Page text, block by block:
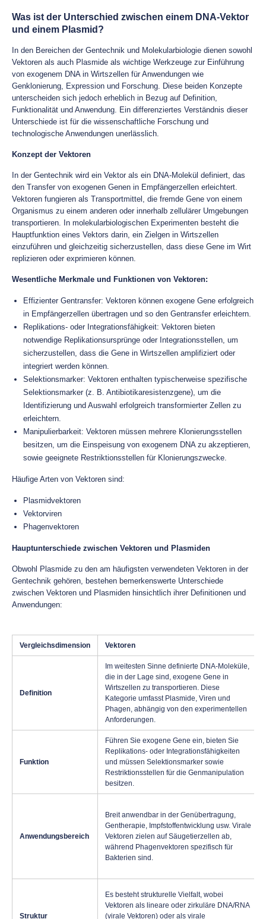
Was ist der Unterschied zwischen einem DNA-Vektor
und einem Plasmid?
In den Bereichen der Gentechnik und Molekularbiologie dienen sowohl
Vektoren als auch Plasmide als wichtige Werkzeuge zur Einführung
von exogenem DNA in Wirtszellen für Anwendungen wie
Genklonierung, Expression und Forschung. Diese beiden Konzepte
unterscheiden sich jedoch erheblich in Bezug auf Definition,
Funktionalität und Anwendung. Ein differenziertes Verständnis dieser
Unterschiede ist für die wissenschaftliche Forschung und
technologische Anwendungen unerlässlich.
Konzept der Vektoren
In der Gentechnik wird ein Vektor als ein DNA-Molekül definiert, das
den Transfer von exogenen Genen in Empfängerzellen erleichtert.
Vektoren fungieren als Transportmittel, die fremde Gene von einem
Organismus zu einem anderen oder innerhalb zellulärer Umgebungen
transportieren. In molekularbiologischen Experimenten besteht die
Hauptfunktion eines Vektors darin, ein Zielgen in Wirtszellen
einzuführen und gleichzeitig sicherzustellen, dass diese Gene im Wirt
replizieren oder exprimieren können.
Wesentliche Merkmale und Funktionen von Vektoren:
Effizienter Gentransfer: Vektoren können exogene Gene erfolgreich
in Empfängerzellen übertragen und so den Gentransfer erleichtern.
Replikations- oder Integrationsfähigkeit: Vektoren bieten
notwendige Replikationsursprünge oder Integrationsstellen, um
sicherzustellen, dass die Gene in Wirtszellen amplifiziert oder
integriert werden können.
Selektionsmarker: Vektoren enthalten typischerweise spezifische
Selektionsmarker (z. B. Antibiotikaresistenzgene), um die
Identifizierung und Auswahl erfolgreich transformierter Zellen zu
erleichtern.
Manipulierbarkeit: Vektoren müssen mehrere Klonierungsstellen
besitzen, um die Einspeisung von exogenem DNA zu akzeptieren,
sowie geeignete Restriktionsstellen für Klonierungszwecke.
Häufige Arten von Vektoren sind:
Plasmidvektoren
Vektorviren
Phagenvektoren
Hauptunterschiede zwischen Vektoren und Plasmiden
Obwohl Plasmide zu den am häufigsten verwendeten Vektoren in der
Gentechnik gehören, bestehen bemerkenswerte Unterschiede
zwischen Vektoren und Plasmiden hinsichtlich ihrer Definitionen und
Anwendungen:
Vergleichsdimension Vektoren
Definition
Im weitesten Sinne definierte DNA-Moleküle,
die in der Lage sind, exogene Gene in
Wirtszellen zu transportieren. Diese
Kategorie umfasst Plasmide, Viren und
Phagen, abhängig von den experimentellen
Anforderungen.
Funktion
Führen Sie exogene Gene ein, bieten Sie
Replikations- oder Integrationsfähigkeiten
und müssen Selektionsmarker sowie
Restriktionsstellen für die Genmanipulation
besitzen.
Anwendungsbereich
Breit anwendbar in der Genübertragung,
Gentherapie, Impfstoffentwicklung usw. Virale
Vektoren zielen auf Säugetierzellen ab,
während Phagenvektoren spezifisch für
Bakterien sind.
Struktur
Es besteht strukturelle Vielfalt, wobei
Vektoren als lineare oder zirkuläre DNA/RNA
(virale Vektoren) oder als virale